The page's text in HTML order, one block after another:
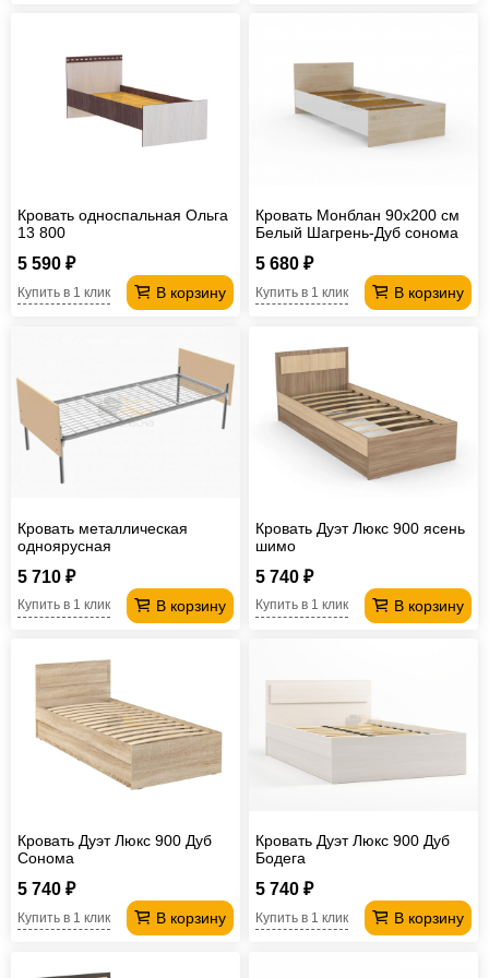
Кровать односпальная Ольга
13 800
5 590 ₽
В корзину
Купить в 1 клик
Кровать Монблан 90х200 см
Белый Шагрень-Дуб сонома
5 680 ₽
В корзину
Купить в 1 клик
Кровать металлическая
одноярусная
мм Сетка сварная
5 710 ₽
В корзину
Купить в 1 клик
Кровать Дуэт Люкс 900 ясень
шимо
5 740 ₽
В корзину
Купить в 1 клик
Кровать Дуэт Люкс 900 Дуб
Сонома
5 740 ₽
В корзину
Купить в 1 клик
Кровать Дуэт Люкс 900 Дуб
Бодега
5 740 ₽
В корзину
Купить в 1 клик